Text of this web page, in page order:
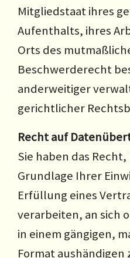
Mitgliedstaat ihres
Aufenthalts, ihres
Orts des
Beschwerderecht
anderweitiger
gerichtlicher
Recht auf
Sie haben das
Grundlage Ihrer
Erfüllung eines
verarbeiten, an sich
in einem gängigen,
Format aushändigen